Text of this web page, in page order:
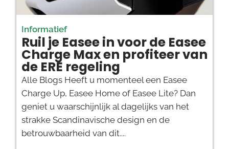
Informatief
Ruil je Easee in voor de Easee
Charge Max en profiteer van
de ERE regeling
Alle Blogs Heeft u momenteel een Easee
Charge Up, Easee Home of Easee Lite? Dan
geniet u waarschijnlijk al dagelijks van het
strakke Scandinavische design en de
betrouwbaarheid van dit....